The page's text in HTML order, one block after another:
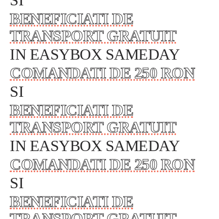
BENEFICIATI DE
TRANSPORT GRATUIT
IN EASYBOX SAMEDAY
COMANDATI DE 250 RON
SI
BENEFICIATI DE
TRANSPORT GRATUIT
IN EASYBOX SAMEDAY
COMANDATI DE 250 RON
SI
BENEFICIATI DE